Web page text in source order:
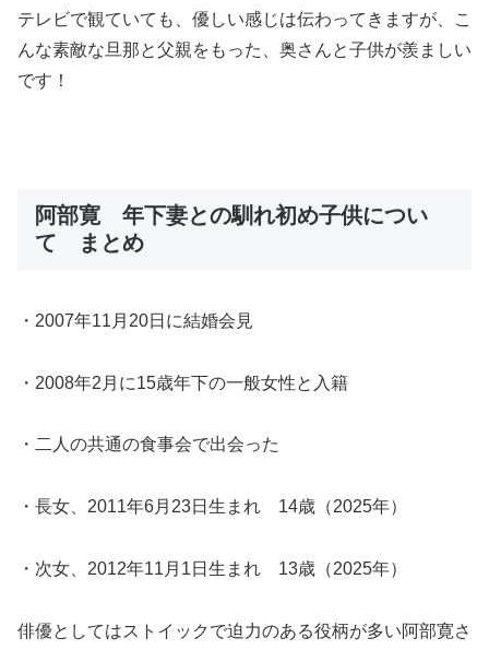
テレビで観ていても、優しい感じは伝わってきますが、こ
んな素敵な旦那と父親をもった、奥さんと子供が羨ましい
です！
阿部寛 年下妻との馴れ初め子供につい
て まとめ
・2007年11月20日に結婚会見
・2008年2月に15歳年下の一般女性と入籍
・二人の共通の食事会で出会った
・長女、2011年6月23日生まれ 14歳（2025年）
・次女、2012年11月1日生まれ 13歳（2025年）
俳優としてはストイックで迫力のある役柄が多い阿部寛さ